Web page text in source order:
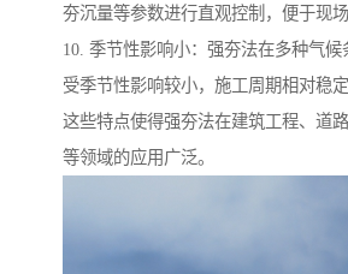
夯沉量等参数进行直观控制，便于现场
10. 季节性影响小：强夯法在多种气候
受季节性影响较小，施工周期相对稳定
这些特点使得强夯法在建筑工程、道
等领域的应用广泛。